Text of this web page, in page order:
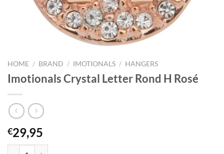
HOME / BRAND / IMOTIONALS / HANGERS
Imotionals Crystal Letter Rond H Rosé
€29,95